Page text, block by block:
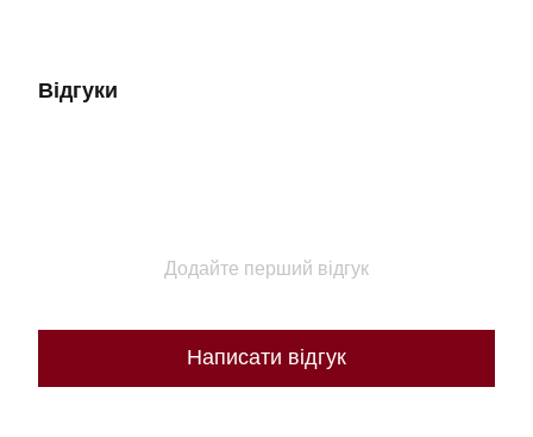
Відгуки
Додайте перший відгук
Написати відгук